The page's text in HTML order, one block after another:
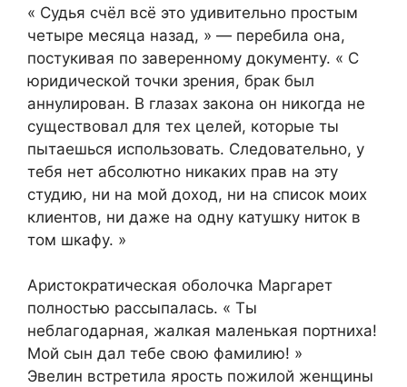
« Судья счёл всё это удивительно простым
четыре месяца назад, » — перебила она,
постукивая по заверенному документу. « С
юридической точки зрения, брак был
аннулирован. В глазах закона он никогда не
существовал для тех целей, которые ты
пытаешься использовать. Следовательно, у
тебя нет абсолютно никаких прав на эту
студию, ни на мой доход, ни на список моих
клиентов, ни даже на одну катушку ниток в
том шкафу. »
Аристократическая оболочка Маргарет
полностью рассыпалась. « Ты
неблагодарная, жалкая маленькая портниха!
Мой сын дал тебе свою фамилию! »
Эвелин встретила ярость пожилой женщины